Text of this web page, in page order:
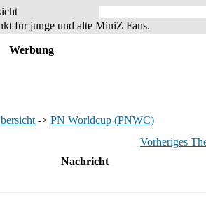
für junge und alte MiniZ Fans.
Werbung
-> PN Worldcup (PNWC)
Vorheriges
Nachricht